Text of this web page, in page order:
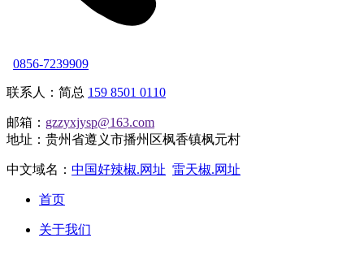
0856-7239909
联系人：简总 159 8501 0110
邮箱： gzzyxjysp@163.com
地址：贵州省遵义市播州区枫香镇枫元村
中文域名： 中国好辣椒.网址 雷天椒.网址
首页
关于我们